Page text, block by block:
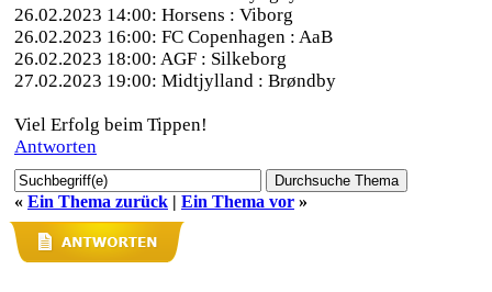
26.02.2023 14:00: Horsens : Viborg
26.02.2023 16:00: FC Copenhagen : AaB
26.02.2023 18:00: AGF : Silkeborg
27.02.2023 19:00: Midtjylland : Brøndby
Viel Erfolg beim Tippen!
Antworten
« Ein Thema zurück | Ein Thema vor »